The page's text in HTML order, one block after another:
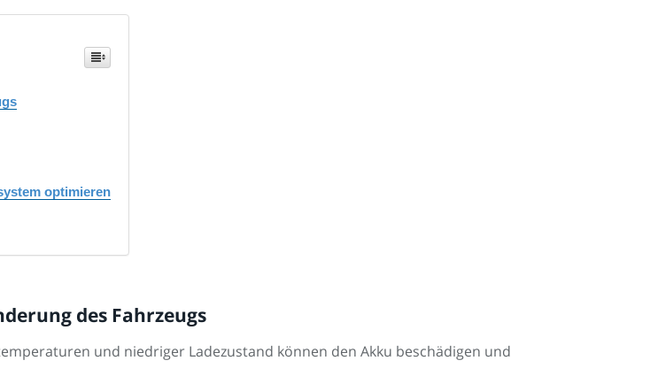
optimieren
des Fahrzeugs
und niedriger Ladezustand können den Akku beschädigen und